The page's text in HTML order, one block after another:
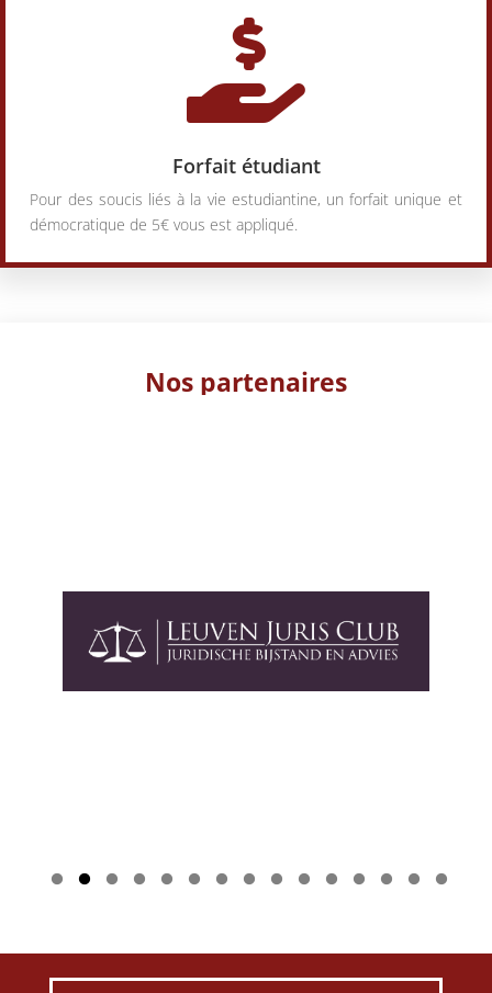

Forfait étudiant
Pour des soucis liés à la vie estudiantine, un forfait unique et
démocratique de 5€ vous est appliqué.
Nos partenaires